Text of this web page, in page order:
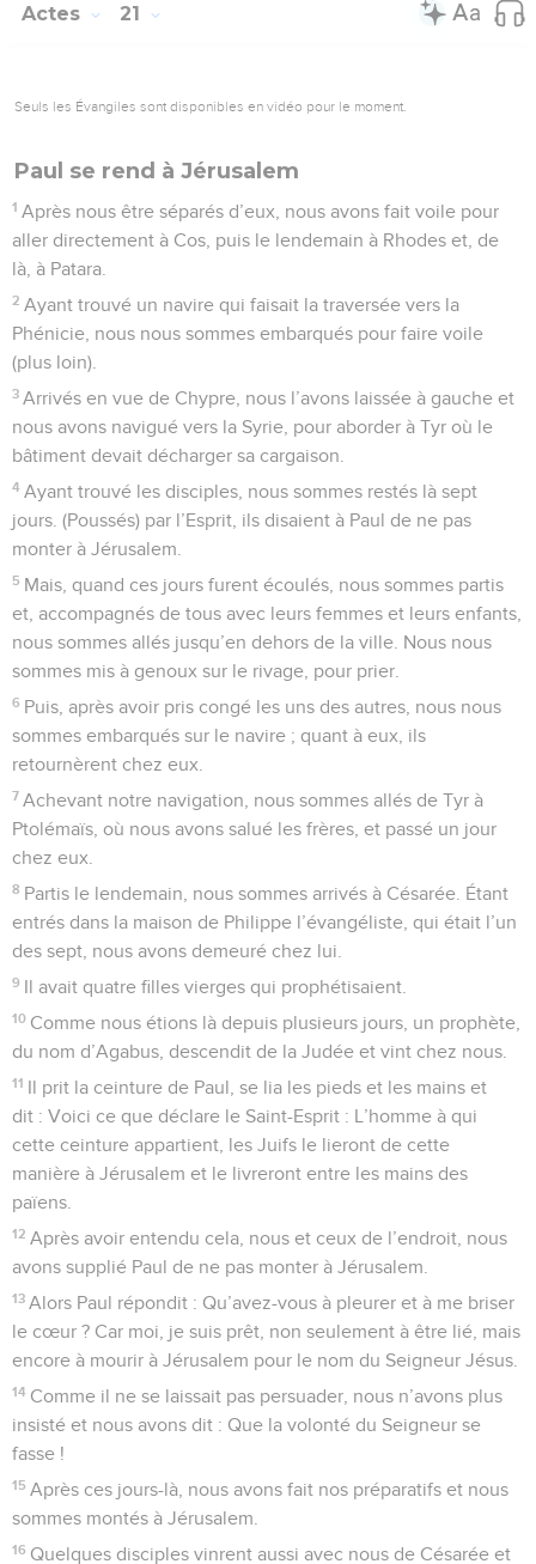
Actes 21
Seuls les Évangiles sont disponibles en vidéo pour le moment.
Paul se rend à Jérusalem
1 Après nous être séparés d’eux, nous avons fait voile pour
aller directement à Cos, puis le lendemain à Rhodes et, de
là, à Patara.
2 Ayant trouvé un navire qui faisait la traversée vers la
Phénicie, nous nous sommes embarqués pour faire voile
(plus loin).
3 Arrivés en vue de Chypre, nous l’avons laissée à gauche et
nous avons navigué vers la Syrie, pour aborder à Tyr où le
bâtiment devait décharger sa cargaison.
4 Ayant trouvé les disciples, nous sommes restés là sept
jours. (Poussés) par l’Esprit, ils disaient à Paul de ne pas
monter à Jérusalem.
5 Mais, quand ces jours furent écoulés, nous sommes partis
et, accompagnés de tous avec leurs femmes et leurs enfants,
nous sommes allés jusqu’en dehors de la ville. Nous nous
sommes mis à genoux sur le rivage, pour prier.
6 Puis, après avoir pris congé les uns des autres, nous nous
sommes embarqués sur le navire ; quant à eux, ils
retournèrent chez eux.
7 Achevant notre navigation, nous sommes allés de Tyr à
Ptolémaïs, où nous avons salué les frères, et passé un jour
chez eux.
8 Partis le lendemain, nous sommes arrivés à Césarée. Étant
entrés dans la maison de Philippe l’évangéliste, qui était l’un
des sept, nous avons demeuré chez lui.
9 Il avait quatre filles vierges qui prophétisaient.
10 Comme nous étions là depuis plusieurs jours, un prophète,
du nom d’Agabus, descendit de la Judée et vint chez nous.
11 Il prit la ceinture de Paul, se lia les pieds et les mains et
dit : Voici ce que déclare le Saint-Esprit : L’homme à qui
cette ceinture appartient, les Juifs le lieront de cette
manière à Jérusalem et le livreront entre les mains des
païens.
12 Après avoir entendu cela, nous et ceux de l’endroit, nous
avons supplié Paul de ne pas monter à Jérusalem.
13 Alors Paul répondit : Qu’avez-vous à pleurer et à me briser
le cœur ? Car moi, je suis prêt, non seulement à être lié, mais
encore à mourir à Jérusalem pour le nom du Seigneur Jésus.
14 Comme il ne se laissait pas persuader, nous n’avons plus
insisté et nous avons dit : Que la volonté du Seigneur se
fasse !
15 Après ces jours-là, nous avons fait nos préparatifs et nous
sommes montés à Jérusalem.
16 Quelques disciples vinrent aussi avec nous de Césarée et